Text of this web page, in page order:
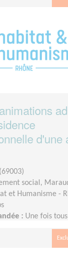
d'une
social,
et Humanisme -
: Une fois